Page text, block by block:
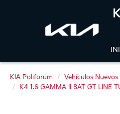
KIA Poliforum Vehículos Nuevos
K4 1.6 GAMMA II 8AT GT LINE